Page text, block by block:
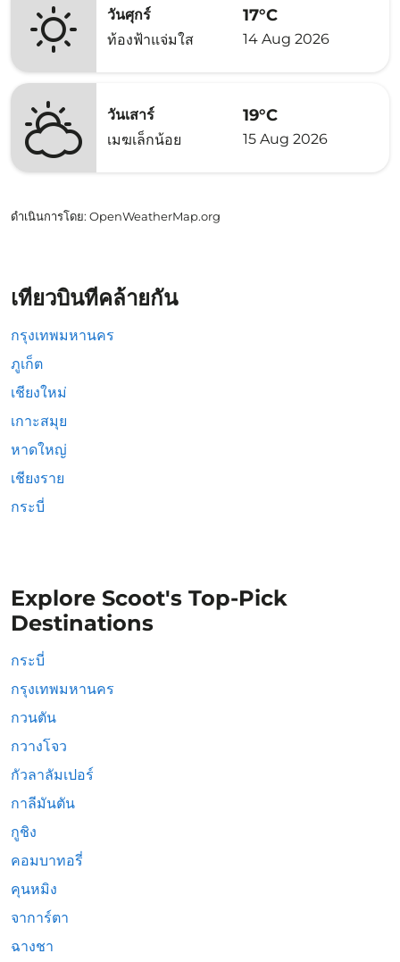
วันศุกร์
ท้องฟ้าแจ่มใส
17°C
14 Aug 2026
วันเสาร์
เมฆเล็กน้อย
19°C
15 Aug 2026
ดำเนินการโดย: OpenWeatherMap.org
เที่ยวบินที่คล้ายกัน
กรุงเทพมหานคร
ภูเก็ต
เชียงใหม่
เกาะสมุย
หาดใหญ่
เชียงราย
กระบี่
Explore Scoot's Top-Pick
Destinations
กระบี่
กรุงเทพมหานคร
กวนตัน
กวางโจว
กัวลาลัมเปอร์
กาลีมันตัน
กูชิง
คอมบาทอรี่
คุนหมิง
จาการ์ตา
ฉางชา